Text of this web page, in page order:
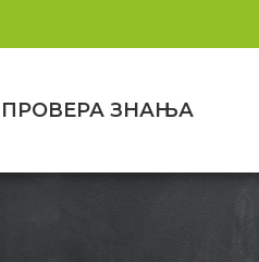
ПРОВЕРА ЗНАЊА